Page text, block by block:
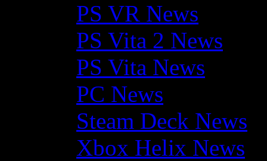
PS VR News
PS Vita 2 News
PS Vita News
PC News
Steam Deck News
Xbox Helix News